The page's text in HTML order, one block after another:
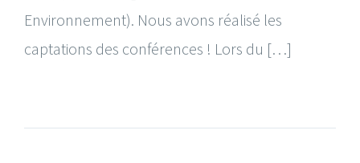
Environnement). Nous avons réalisé les
captations des conférences ! Lors du […]